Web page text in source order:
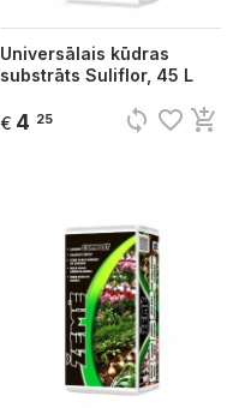
Universālais kūdras
substrāts Suliflor, 45 L
€ 4 25 sync favorite_border add_shopping_cart